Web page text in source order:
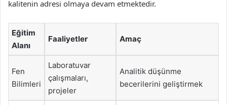
kalitenin adresi olmaya devam etmektedir.
Eğitim
Alanı
Faaliyetler Amaç
Fen
Bilimleri
Laboratuvar
çalışmaları,
projeler
Analitik düşünme
becerilerini geliştirmek